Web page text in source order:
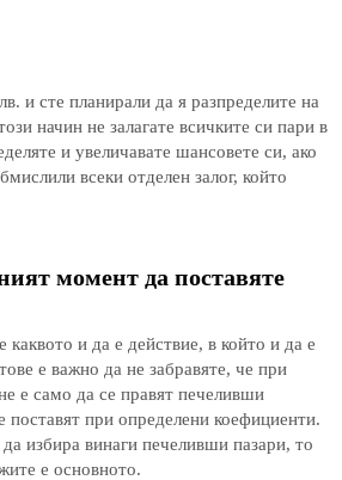
и сте планирали да я разпределите на
начин не залагате всичките си пари в
и увеличавате шансовете си, ако
всеки отделен залог, който
момент да поставяте
и да е действие, в който и да е
е важно да не забравяте, че при
е само да се правят печеливши
поставят при определени коефициенти.
избира винаги печеливши пазари, то
е основното.